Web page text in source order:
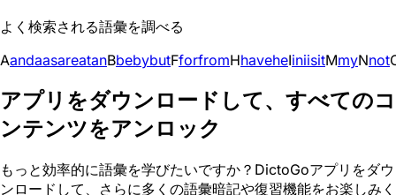
よく検索される語彙を調べる
AandaasareatanBbebybutFforfromHhaveheIiniisitMmyNnot
アプリをダウンロードして、すべてのコ
ンテンツをアンロック
もっと効率的に語彙を学びたいですか？DictoGoアプリをダウ
ンロードして、さらに多くの語彙暗記や復習機能をお楽しみく